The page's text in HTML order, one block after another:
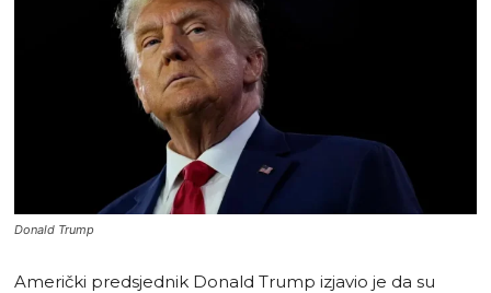
Donald Trump
Američki predsjednik Donald Trump izjavio je da su